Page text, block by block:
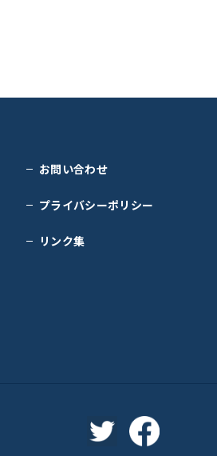
お問い合わせ
プライバシーポリシー
リンク集